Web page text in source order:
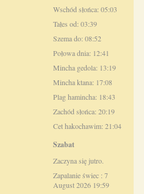
Wschód słońca: 05:03
Tałes od: 03:39
Szema do: 08:52
Połowa dnia: 12:41
Mincha gedola: 13:19
Mincha ktana: 17:08
Plag hamincha: 18:43
Zachód słońca: 20:19
Cet hakochawim: 21:04
Szabat
Zaczyna się jutro.
Zapalanie świec : 7
August 2026 19:59